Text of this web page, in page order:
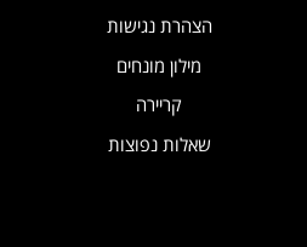
הצהרת נגישות
מילון מונחים
קריירה
שאלות נפוצות